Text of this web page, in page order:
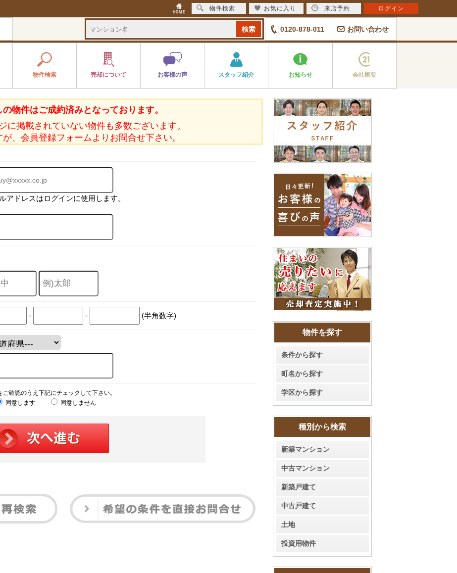
0120-878-011 お問い合わせ
物件検索 売却について お客様の声 スタッフ紹介 お知らせ 会社概要
の物件はご成約済みとなっております。
に掲載されていない物件も多数ございます。
、会員登録フォームよりお問合せ下さい。
アドレスはログインに使用します。
- - (半角数字)
ご確認のうえ下記にチェックして下さい。
同意します
同意しません
物件を探す
条件から探す
町名から探す
学区から探す
種別から検索
新築マンション
中古マンション
新築戸建て
中古戸建て
土地
投資用物件
物件検索 お気に入り 来店予約 ログイン